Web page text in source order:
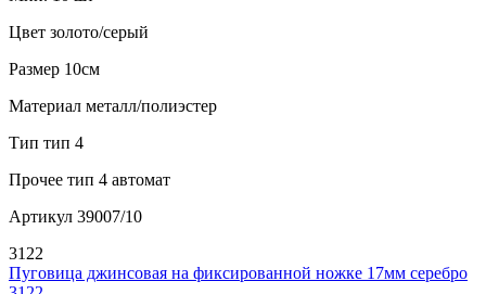
Цвет золото/серый
Размер 10см
Материал металл/полиэстер
Тип тип 4
Прочее тип 4 автомат
Артикул 39007/10
3122
Пуговица джинсовая на фиксированной ножке 17мм серебро